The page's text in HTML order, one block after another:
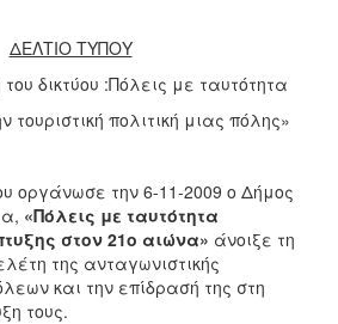
ΔΕΛΤΙΟ ΤΥΠΟΥ
δικτύου :Πόλεις με ταυτότητα
τουριστική πολιτική μιας πόλης»
οργάνωσε την 6-11-2009 ο Δήμος
«Πόλεις με ταυτότητα
στον 21ο αιώνα» άνοιξε τη
της ανταγωνιστικής
και την επίδρασή της στη
τους.